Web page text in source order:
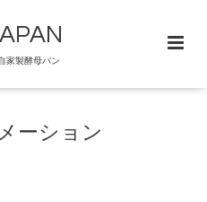
家製酵母パン
ーション